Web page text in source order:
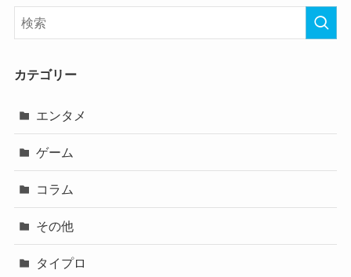
カテゴリー
エンタメ
ゲーム
コラム
その他
タイプロ